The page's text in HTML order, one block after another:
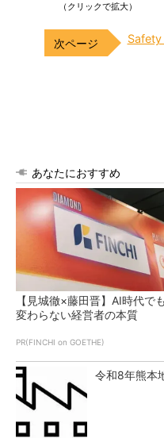
（クリックで拡大）
Safety
あなたにおすすめ
【見城徹×藤田晋】AI時代でも
変わらない経営者の本質
PR(FINCHI on GOETHE)
令和8年熊本